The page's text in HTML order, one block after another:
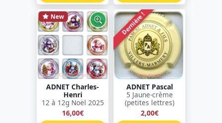
New
ADNET Charles-
Henri
12 à 12g Noël 2025
16,00€
Dernière !
ADNET Pascal
5 Jaune-crème
(petites lettres)
2,00€